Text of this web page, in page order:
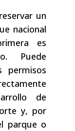
un
nacional
es
Puede
permisos
de
y, por
parque o